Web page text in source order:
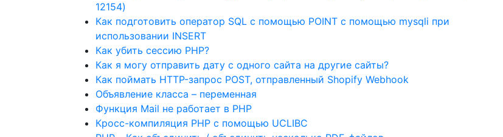
12154)
Как подготовить оператор SQL с помощью POINT с помощью mysqli при
использовании INSERT
Как убить сессию PHP?
Как я могу отправить дату с одного сайта на другие сайты?
Как поймать HTTP-запрос POST, отправленный Shopify Webhook
Объявление класса – переменная
Функция Mail не работает в PHP
Кросс-компиляция PHP с помощью UCLIBC